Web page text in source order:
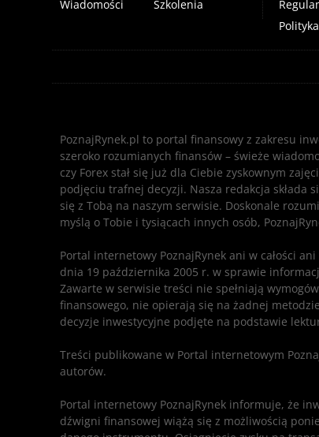
Wiadomości
Szkolenia
PoznajRynek.pl to portal finansowy z zakresu
szeroko rozumianych finansów – świeże
czy Forex stał się już dla Ciebie zyskownym
podjęciu trafnej decyzji. Nasza redakcja składa
się z Tobą na naszym serwisie. Doskonale
myślą o Tobie i tysiącach innych osób,
Portal internetowy PoznajRynek ani w całości
dnia 19 października 2005 r. w sprawie
Zawarte w serwisie treści nie spełniają
finansowego, nie opierają się na żadnej
decyzje inwestycyjne podjęte na podstawie
Treści publikowane w Portal internetowym
autorów.
Portal internetowy PoznajRynek informuje, że
dźwigni finansowej wiążą się z możliwością